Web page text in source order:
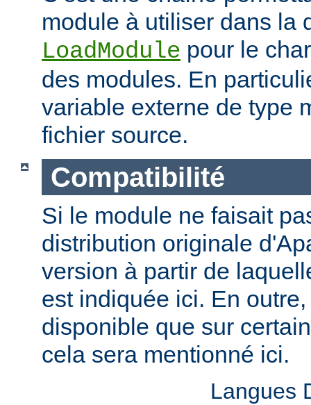
module à utiliser dans la
LoadModule pour le
des modules. En
variable externe de type
fichier source.
Compatibilité
Si le module ne faisait
distribution originale
version à partir de
est indiquée ici. En
disponible que sur
cela sera mentionné ici.
Langues